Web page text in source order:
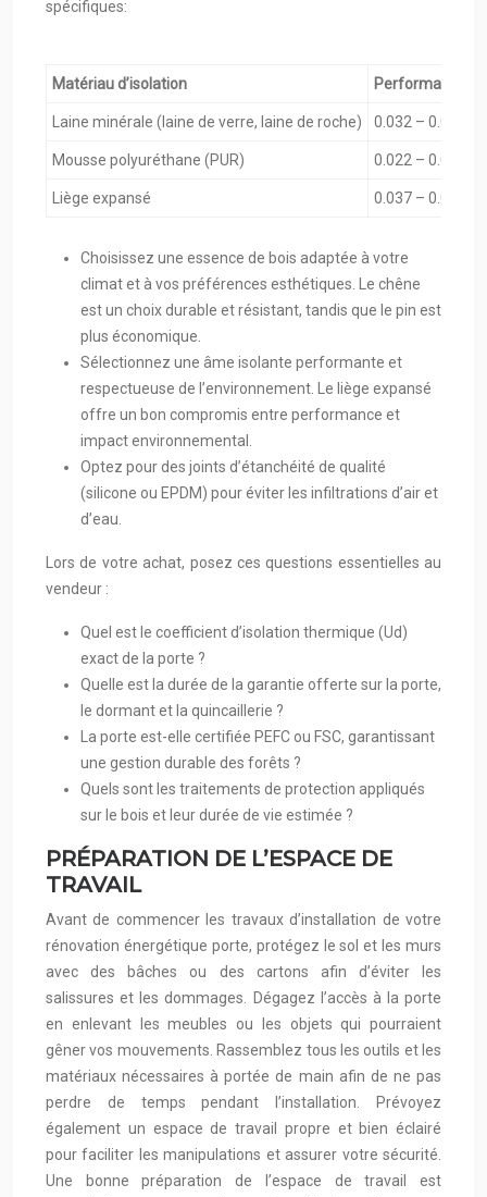
spécifiques:
Matériau d’isolation Performance
Laine minérale (laine de verre, laine de roche) 0.032 – 0.040
Mousse polyuréthane (PUR) 0.022 – 0.028
Liège expansé 0.037 – 0.045
Choisissez une essence de bois adaptée à votre
climat et à vos préférences esthétiques. Le chêne
est un choix durable et résistant, tandis que le pin est
plus économique.
Sélectionnez une âme isolante performante et
respectueuse de l’environnement. Le liège expansé
offre un bon compromis entre performance et
impact environnemental.
Optez pour des joints d’étanchéité de qualité
(silicone ou EPDM) pour éviter les infiltrations d’air et
d’eau.
Lors de votre achat, posez ces questions essentielles au
vendeur :
Quel est le coefficient d’isolation thermique (Ud)
exact de la porte ?
Quelle est la durée de la garantie offerte sur la porte,
le dormant et la quincaillerie ?
La porte est-elle certifiée PEFC ou FSC, garantissant
une gestion durable des forêts ?
Quels sont les traitements de protection appliqués
sur le bois et leur durée de vie estimée ?
PRÉPARATION DE L’ESPACE DE
TRAVAIL
Avant de commencer les travaux d’installation de votre
rénovation énergétique porte, protégez le sol et les murs
avec des bâches ou des cartons afin d’éviter les
salissures et les dommages. Dégagez l’accès à la porte
en enlevant les meubles ou les objets qui pourraient
gêner vos mouvements. Rassemblez tous les outils et les
matériaux nécessaires à portée de main afin de ne pas
perdre de temps pendant l’installation. Prévoyez
également un espace de travail propre et bien éclairé
pour faciliter les manipulations et assurer votre sécurité.
Une bonne préparation de l’espace de travail est